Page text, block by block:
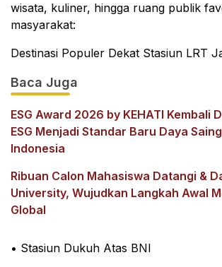
wisata, kuliner, hingga ruang publik
masyarakat:
Destinasi Populer Dekat Stasiun LRT
Baca Juga
ESG Award 2026 by KEHATI Kembali
ESG Menjadi Standar Baru Daya
Indonesia
Ribuan Calon Mahasiswa Datangi &
University, Wujudkan Langkah Awal
Global
• Stasiun Dukuh Atas BNI